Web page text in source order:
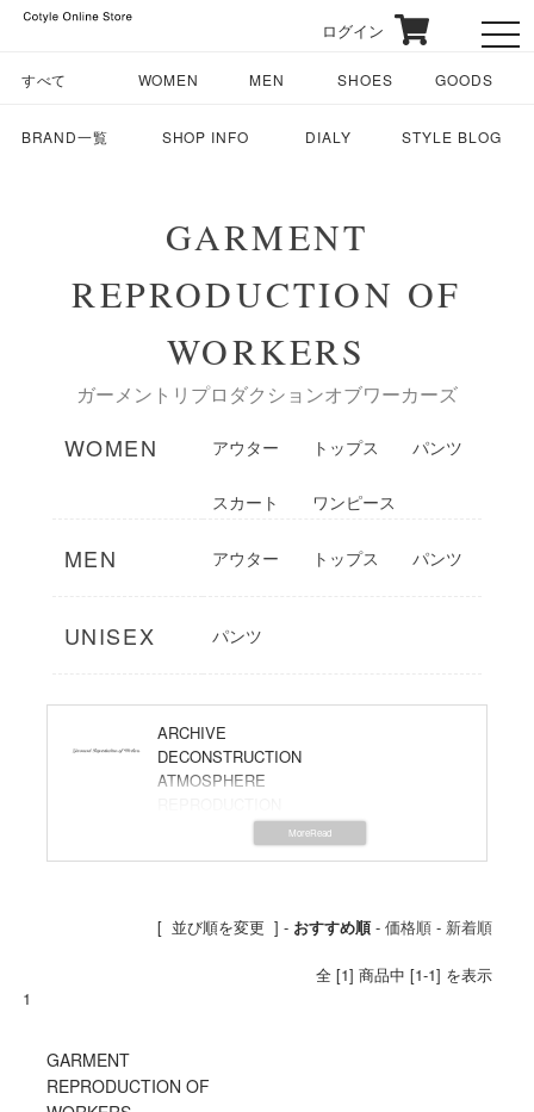
ログイン
すべて WOMEN MEN SHOES GOODS
BRAND一覧 SHOP INFO DIALY STYLE BLOG
GARMENT
REPRODUCTION OF
WORKERS
ガーメントリプロダクションオブワーカーズ
WOMEN アウター トップス パンツ
スカート ワンピース
MEN アウター トップス パンツ
UNISEX パンツ
ARCHIVE
DECONSTRUCTION
ATMOSPHERE
GARMENT REPRODUCTION OF
WORKERS(ガーメントリプロダクションオ
寄り添える服をテーマに、リプロダクショ
をフランスの蚤の市などで探しまわり、仕
[ 並び順を変更 ] - おすすめ順-価格順 - 新着順
全 [1] 商品中 [1-1] を表示
1
GARMENT
REPRODUCTION OF